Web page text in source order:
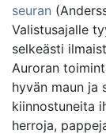
seuran
Valistusajalle
selkeästi
Auroran
hyvän maun ja
kiinnostuneita
herroja,